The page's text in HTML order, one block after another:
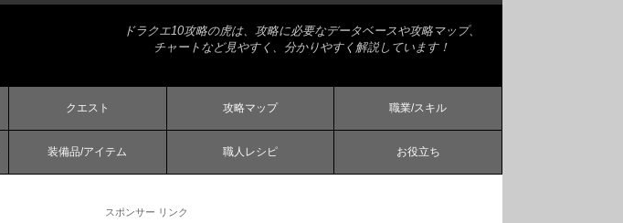
ドラクエ10攻略の虎は、攻略に必要なデータベースや攻略マップ、
チャートなど見やすく、分かりやすく解説しています！
クエスト 攻略マップ 職業/スキル
装備品/アイテム 職人レシピ お役立ち
スポンサー リンク